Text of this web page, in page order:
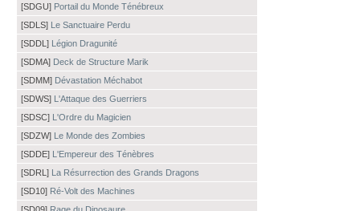
[SDGU] Portail du Monde Ténébreux
[SDLS] Le Sanctuaire Perdu
[SDDL] Légion Dragunité
[SDMA] Deck de Structure Marik
[SDMM] Dévastation Méchabot
[SDWS] L'Attaque des Guerriers
[SDSC] L'Ordre du Magicien
[SDZW] Le Monde des Zombies
[SDDE] L'Empereur des Ténèbres
[SDRL] La Résurrection des Grands Dragons
[SD10] Ré-Volt des Machines